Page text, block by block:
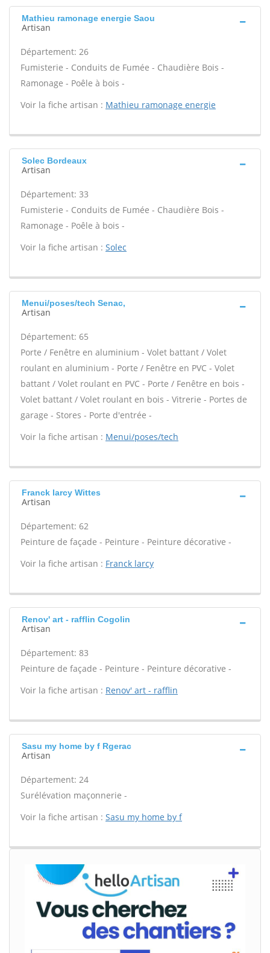
Mathieu ramonage energie Saou
Artisan
Département: 26
Fumisterie - Conduits de Fumée - Chaudière Bois -
Ramonage - Poêle à bois -
Voir la fiche artisan : Mathieu ramonage energie
Solec Bordeaux
Artisan
Département: 33
Fumisterie - Conduits de Fumée - Chaudière Bois -
Ramonage - Poêle à bois -
Voir la fiche artisan : Solec
Menui/poses/tech Senac,
Artisan
Département: 65
Porte / Fenêtre en aluminium - Volet battant / Volet
roulant en aluminium - Porte / Fenêtre en PVC - Volet
battant / Volet roulant en PVC - Porte / Fenêtre en bois -
Volet battant / Volet roulant en bois - Vitrerie - Portes de
garage - Stores - Porte d'entrée -
Voir la fiche artisan : Menui/poses/tech
Franck larcy Wittes
Artisan
Département: 62
Peinture de façade - Peinture - Peinture décorative -
Voir la fiche artisan : Franck larcy
Renov' art - rafflin Cogolin
Artisan
Département: 83
Peinture de façade - Peinture - Peinture décorative -
Voir la fiche artisan : Renov' art - rafflin
Sasu my home by f Rgerac
Artisan
Département: 24
Surélévation maçonnerie -
Voir la fiche artisan : Sasu my home by f